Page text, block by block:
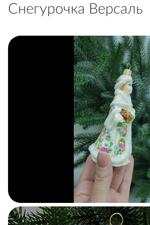
Снегурочка Версаль